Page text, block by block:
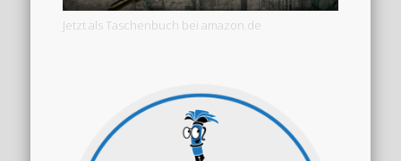
Jetzt als Taschenbuch bei amazon.de